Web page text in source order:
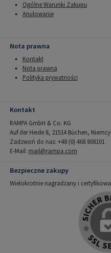
Ogólne Warunki Zakupu
Anulowanie
Nota prawna
Kontakt
Nota prawna
Polityka prywatności
Kontakt
RAMPA GmbH & Co. KG
Auf der Heide 8, 21514 Büchen,
Zadzwoń do nas: +48 (0) 468 808101
E-Mail: mail@rampa.com
Bezpieczne zakupy
Wielokrotnie nagradzany i